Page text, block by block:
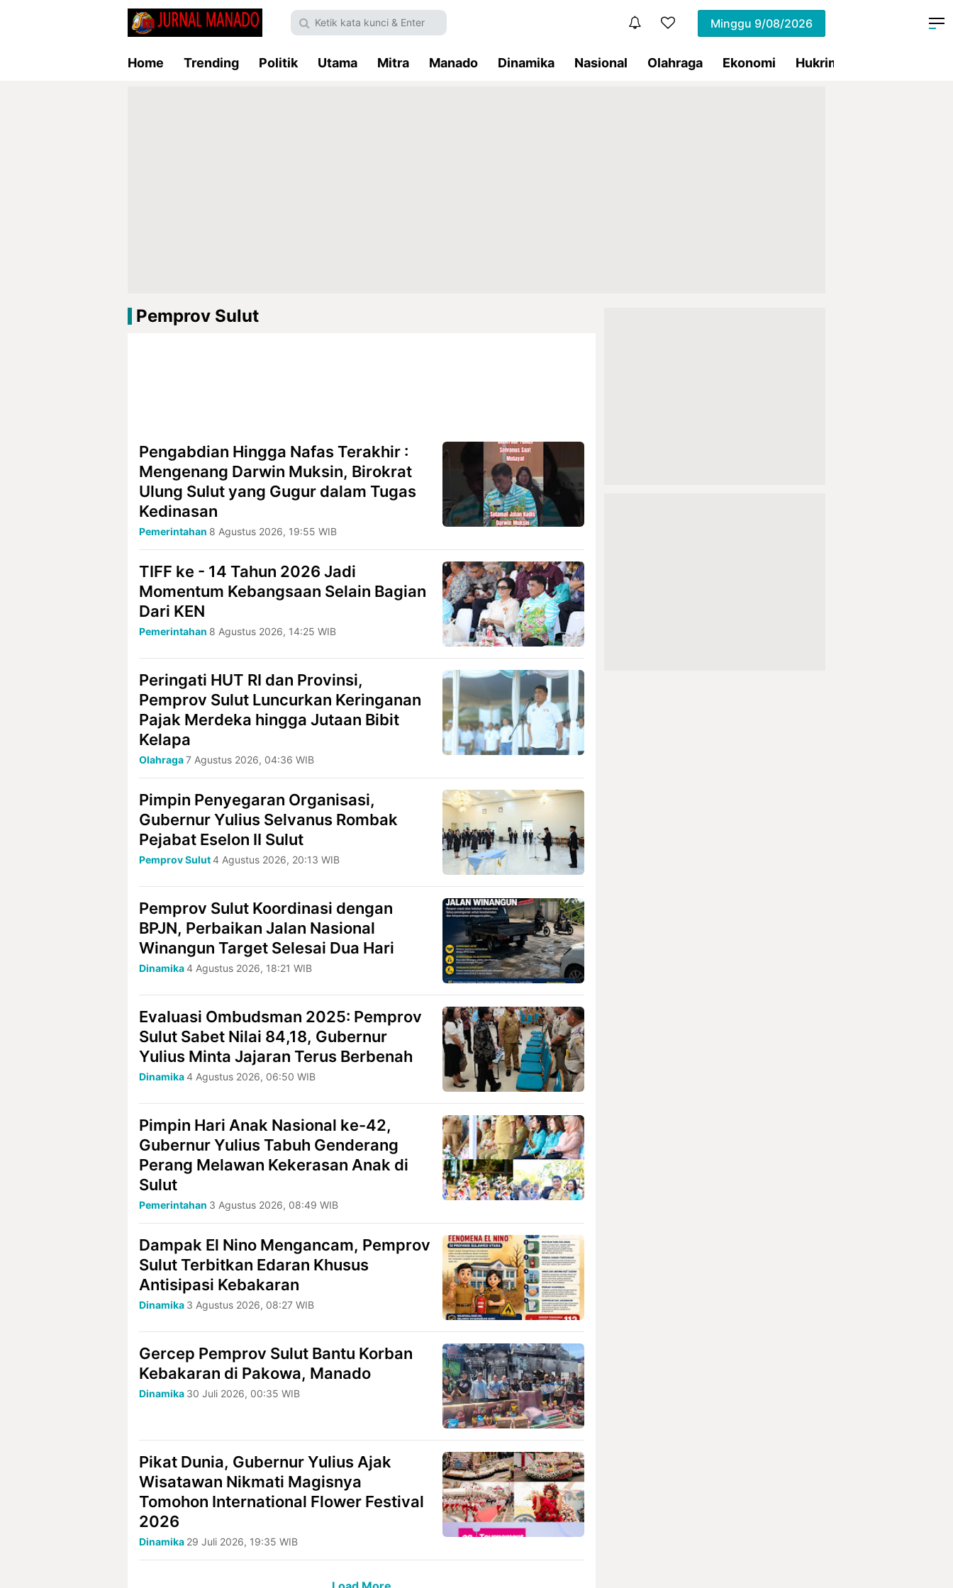
Minggu 9/08/2026
Home Trending Politik Utama Mitra Manado Dinamika Nasional Olahraga Ekonomi Hukrim
Pemprov Sulut
Pengabdian Hingga Nafas Terakhir :
Mengenang Darwin Muksin, Birokrat
Ulung Sulut yang Gugur dalam Tugas
Kedinasan
Pemerintahan 8 Agustus 2026, 19:55 WIB
TIFF ke - 14 Tahun 2026 Jadi
Momentum Kebangsaan Selain Bagian
Dari KEN
Pemerintahan 8 Agustus 2026, 14:25 WIB
Peringati HUT RI dan Provinsi,
Pemprov Sulut Luncurkan Keringanan
Pajak Merdeka hingga Jutaan Bibit
Kelapa
Olahraga7 Agustus 2026, 04:36 WIB
Pimpin Penyegaran Organisasi,
Gubernur Yulius Selvanus Rombak
Pejabat Eselon II Sulut
Pemprov Sulut4 Agustus 2026, 20:13 WIB
Pemprov Sulut Koordinasi dengan
BPJN, Perbaikan Jalan Nasional
Winangun Target Selesai Dua Hari
Dinamika4 Agustus 2026, 18:21 WIB
Evaluasi Ombudsman 2025: Pemprov
Sulut Sabet Nilai 84,18, Gubernur
Yulius Minta Jajaran Terus Berbenah
Dinamika4 Agustus 2026, 06:50 WIB
Pimpin Hari Anak Nasional ke-42,
Gubernur Yulius Tabuh Genderang
Perang Melawan Kekerasan Anak di
Sulut
Pemerintahan 3 Agustus 2026, 08:49 WIB
Dampak El Nino Mengancam, Pemprov
Sulut Terbitkan Edaran Khusus
Antisipasi Kebakaran
Dinamika 3 Agustus 2026, 08:27 WIB
Gercep Pemprov Sulut Bantu Korban
Kebakaran di Pakowa, Manado
Dinamika 30 Juli 2026, 00:35 WIB
Pikat Dunia, Gubernur Yulius Ajak
Wisatawan Nikmati Magisnya
Tomohon International Flower Festival
2026
Dinamika 29 Juli 2026, 19:35 WIB